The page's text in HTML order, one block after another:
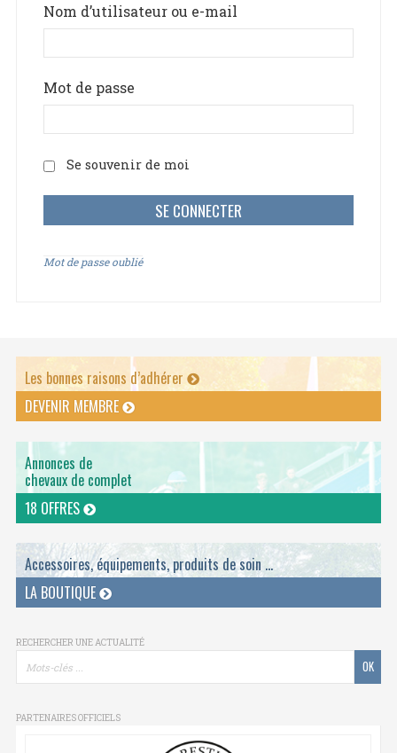
Nom d’utilisateur ou e-mail
Mot de passe
Se souvenir de moi
Mot de passe oublié
Les bonnes raisons d’adhérer
DEVENIR MEMBRE
Annonces de
chevaux de complet
18 OFFRES
Accessoires, équipements, produits de soin ...
LA BOUTIQUE
RECHERCHER UNE ACTUALITÉ
PARTENAIRES OFFICIELS